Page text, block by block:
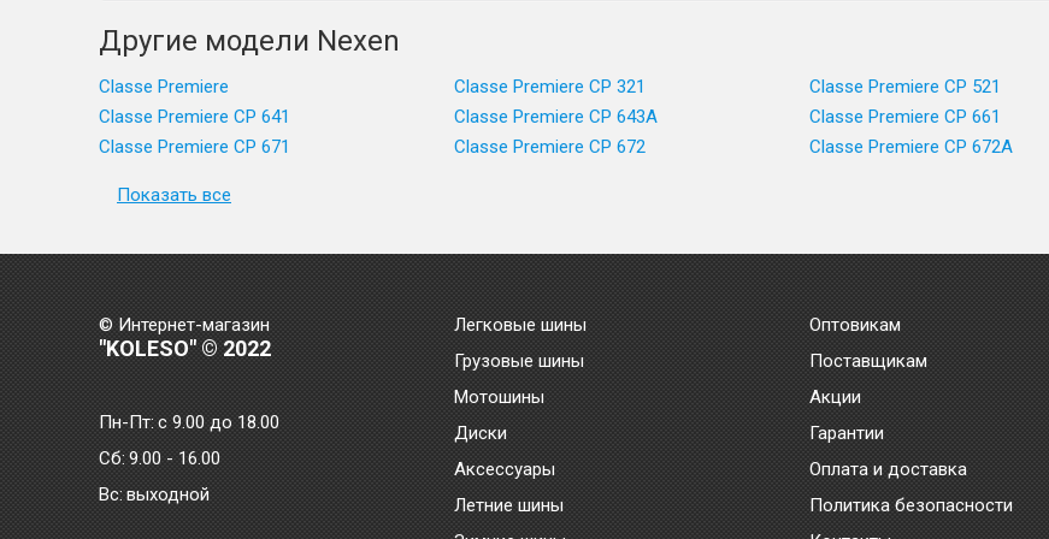
Другие модели Nexen
Classe Premiere Classe Premiere CP 321 Classe Premiere CP 521
Classe Premiere CP 641
Classe Premiere CP 643A Classe Premiere CP 661
Classe Premiere CP 671
Classe Premiere CP 672 Classe Premiere CP 672A
Показать все
© Интернет-магазин
"KOLESO" © 2022
Пн-Пт:с 9.00 до 18.00
Сб: 9.00 - 16.00
Bc: выходной
Легковые шины
Грузовые шины
Мотошины
Диски
Аксессуары
Летние шины
Оптовикам
Поставщикам
Акции
Гарантии
Оплата и доставка
Политика безопасности